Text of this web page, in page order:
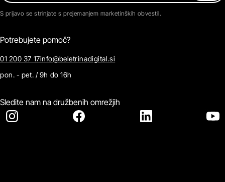
S prijavo se strinjate s prejemanjem marketinških obvestil.
Potrebujete pomoč?
01 200 37 17info@beletrinadigital.si
pon. - pet. / 9h do 16h
Sledite nam na družbenih omrežjih